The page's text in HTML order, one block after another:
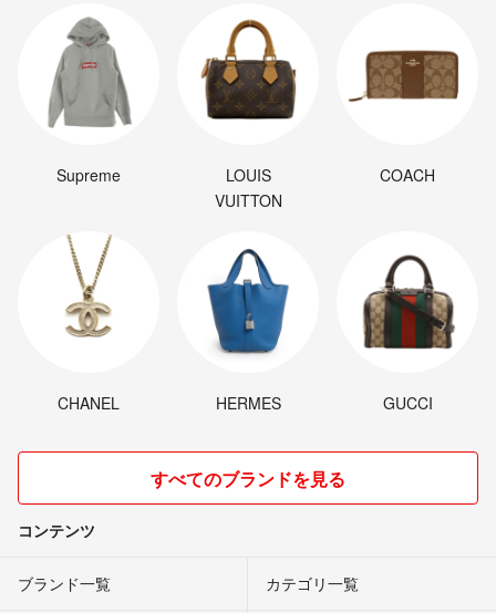
Supreme
LOUIS
VUITTON
COACH
CHANEL HERMES GUCCI
すべてのブランドを見る
コンテンツ
ブランド一覧 カテゴリ一覧